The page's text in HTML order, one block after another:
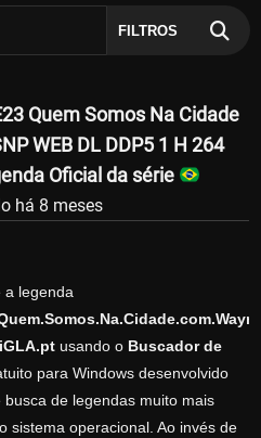
FILTROS
Quem Somos Na Cidade
WEB DL DDP5 1 H 264
Oficial da série
há 8 meses
a legenda
usando o Buscador de
para Windows desenvolvido
de legendas muito mais
sistema operacional. Ao invés de